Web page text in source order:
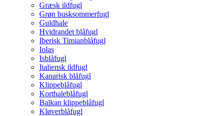
Græsk ildfugl
Grøn busksommerfugl
Guldhale
Hvidrandet blåfugl
Iberisk Timianblåfugl
Iolas
Isblåfugl
Italiensk ildfugl
Kanarisk blåfugl
Klippeblåfugl
Korthaleblåfugl
Balkan klippeblåfugl
Kløverblåfugl